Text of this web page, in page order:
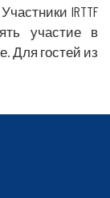
IRTTF
участие в
Для гостей из